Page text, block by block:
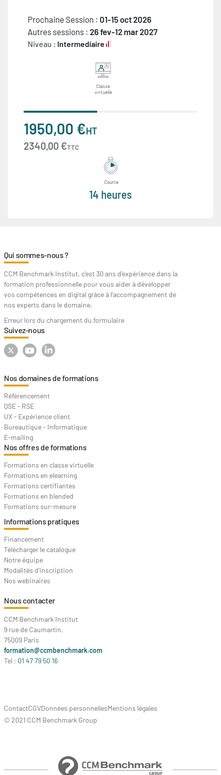
Prochaine Session : 01-15 oct 2026
Autres sessions : 26 fev-12 mar 2027
Niveau : Intermediaire
Classe
virtuelle
1950,00 €HT
2340,00 €TTC
Courte
14 heures
Qui sommes-nous ?
CCM Benchmark Institut, c'est 30 ans d'expérience dans la
formation professionnelle pour vous aider à développer
vos compétences en digital grâce à l’accompagnement de
nos experts dans le domaine.
Erreur lors du chargement du formulaire
Suivez-nous
Nos domaines de formations
Référencement
QSE - RSE
UX - Expérience client
Bureautique - Informatique
E-mailing
Nos offres de formations
Formations en classe virtuelle
Formations en elearning
Formations certifiantes
Formations en blended
Formations sur-mesure
Informations pratiques
Financement
Télécharger le catalogue
Notre équipe
Modalités d'inscription
Nos webinaires
Nous contacter
CCM Benchmark Institut
9 rue de Caumartin,
75009 Paris
formation@ccmbenchmark.com
Tel : 01 47 79 50 16
ContactCGVDonnées personnellesMentions légales
© 2021 CCM Benchmark Group